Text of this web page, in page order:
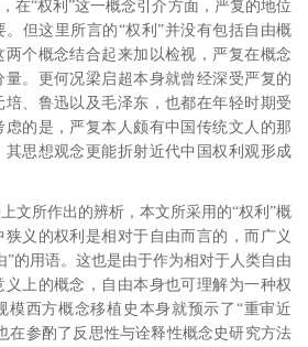
在“权利”这一概念引介方面，严复的地位
但这里所言的“权利”并没有包括自由概
个概念结合起来加以检视，严复在概念
。更何况梁启超本身就曾经深受严复的
、鲁迅以及毛泽东，也都在年轻时期受
虑的是，严复本人颇有中国传统文人的那
思想观念更能折射近代中国权利观形成
文所作出的辨析，本文所采用的“权利”概
义的权利是相对于自由而言的，而广义
”的用语。这也是由于作为相对于人类自由
上的概念，自由本身也可理解为一种权
模西方概念移植史本身就预示了“重审近
在参酌了反思性与诠释性概念史研究方法